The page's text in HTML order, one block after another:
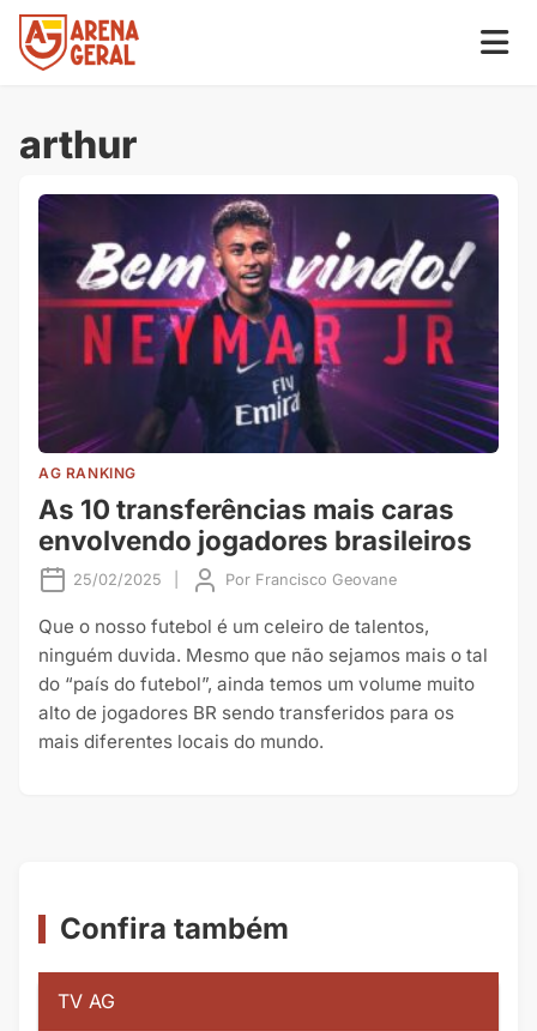
arthur
AG RANKING
As 10 transferências mais caras
envolvendo jogadores brasileiros
25/02/2025 Por Francisco Geovane
Que o nosso futebol é um celeiro de talentos,
ninguém duvida. Mesmo que não sejamos mais o tal
do “país do futebol”, ainda temos um volume muito
alto de jogadores BR sendo transferidos para os
mais diferentes locais do mundo.
Confira também
TV AG